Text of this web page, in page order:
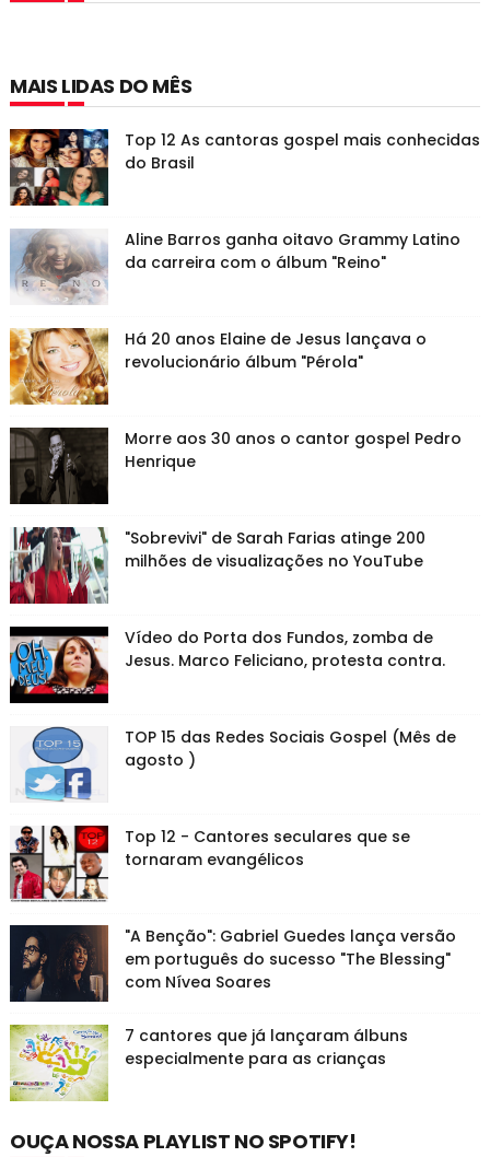
MAIS LIDAS DO MÊS
Top 12 As cantoras gospel mais conhecidas
do Brasil
Aline Barros ganha oitavo Grammy Latino
da carreira com o álbum "Reino"
Há 20 anos Elaine de Jesus lançava o
revolucionário álbum "Pérola"
Morre aos 30 anos o cantor gospel Pedro
Henrique
"Sobrevivi" de Sarah Farias atinge 200
milhões de visualizações no YouTube
Vídeo do Porta dos Fundos, zomba de
Jesus. Marco Feliciano, protesta contra.
TOP 15 das Redes Sociais Gospel (Mês de
agosto )
Top 12 - Cantores seculares que se
tornaram evangélicos
"A Benção": Gabriel Guedes lança versão
em português do sucesso "The Blessing"
com Nívea Soares
7 cantores que já lançaram álbuns
especialmente para as crianças
OUÇA NOSSA PLAYLIST NO SPOTIFY!